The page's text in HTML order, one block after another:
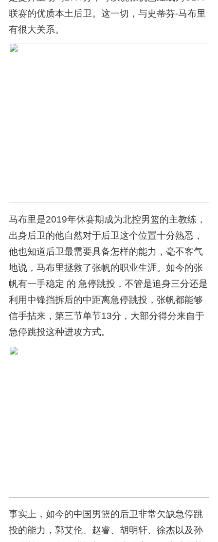
联赛的优质本土后卫。这一切，与史蒂芬-马布里
有很大关系。
马布里是2019年休赛期成为北控男篮的主教练，
出身后卫的他自然对于后卫这个位置十分熟悉，
他也知道后卫最需要具备怎样的能力，毫不客气
地说，马布里拯救了张帆的职业生涯。如今的张
帆有一手稳定 的 急停跳投，不管是追身三分还是
利用中锋挡拆后的中距离急停跳投，张帆都能够
信手拈来，第三节单节13分，大部分得分来自于
急停跳投这种进攻方式。
事实上，如今的中国男篮的后卫非常欠缺急停跳
投的能力，郭艾伦、赵睿、胡明轩、徐杰以及孙